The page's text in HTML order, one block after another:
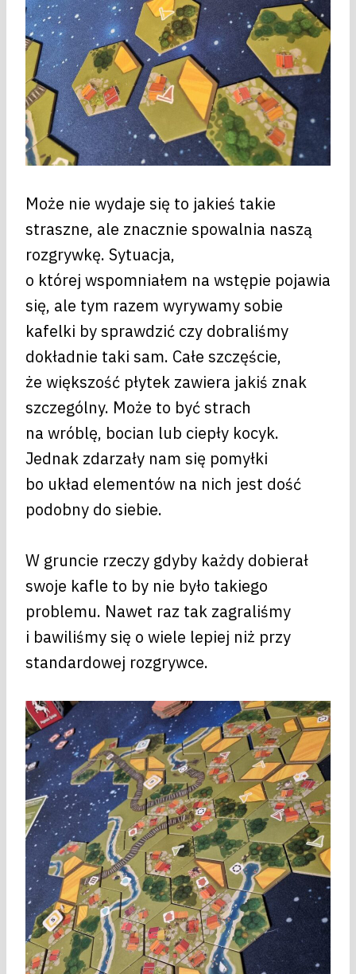
Może nie wydaje się to jakieś takie
straszne, ale znacznie spowalnia naszą
rozgrywkę. Sytuacja,
o której wspomniałem na wstępie pojawia
się, ale tym razem wyrywamy sobie
kafelki by sprawdzić czy dobraliśmy
dokładnie taki sam. Całe szczęście,
że większość płytek zawiera jakiś znak
szczególny. Może to być strach
na wróblę, bocian lub ciepły kocyk.
Jednak zdarzały nam się pomyłki
bo układ elementów na nich jest dość
podobny do siebie.
W gruncie rzeczy gdyby każdy dobierał
swoje kafle to by nie było takiego
problemu. Nawet raz tak zagraliśmy
i bawiliśmy się o wiele lepiej niż przy
standardowej rozgrywce.